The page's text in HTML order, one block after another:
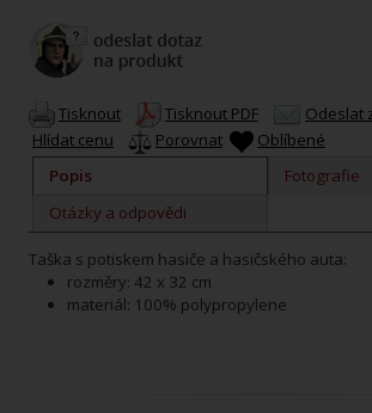
Tisknout Tisknout PDF
Odeslat
Hlídat cenu
Porovnat
Oblíbené
Popis
Fotografie
Otázky a odpovědi
Taška s potiskem hasiče a hasičského auta:
rozměry: 42 x 32 cm
materiál: 100% polypropylene